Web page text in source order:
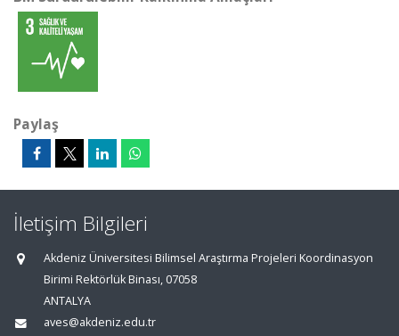
Paylaş
İletişim Bilgileri
Akdeniz Üniversitesi Bilimsel Araştırma Projeleri Koordinasyon
Birimi Rektörlük Binası, 07058
ANTALYA
aves@akdeniz.edu.tr